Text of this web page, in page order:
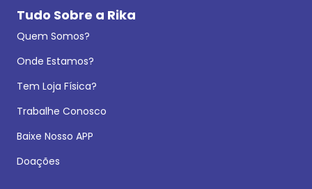
Tudo Sobre a Rika
Quem Somos?
Onde Estamos?
Tem Loja Física?
Trabalhe Conosco
Baixe Nosso APP
Doações